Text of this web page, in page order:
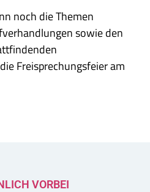
noch die Themen
sowie den
Freisprechungsfeier am
VORBEI